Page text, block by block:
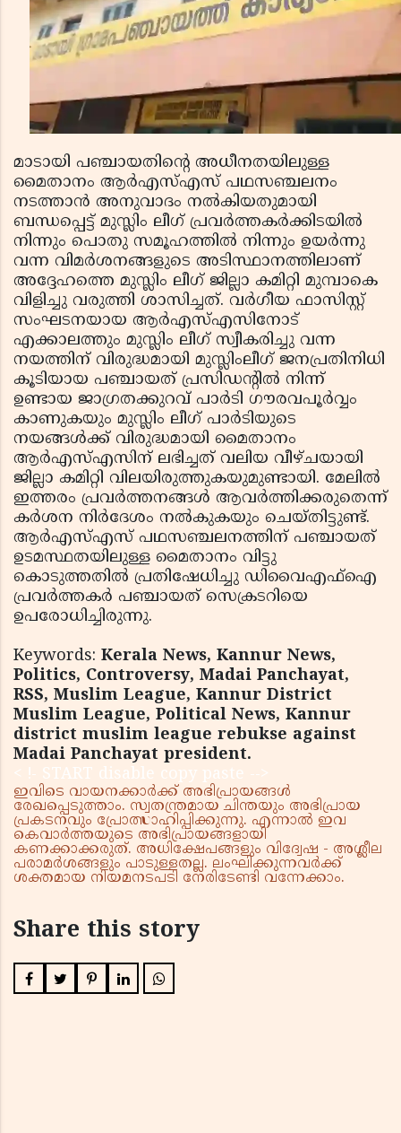
മാടായി പഞ്ചായതിന്റെ അധീനതയിലുള്ള
മൈതാനം ആര്‍എസ്എസ് പഥസഞ്ചലനം
നടത്താന്‍ അനുവാദം നല്‍കിയതുമായി
ബന്ധപ്പെട്ട് മുസ്ലിം ലീഗ് പ്രവര്‍ത്തകര്‍ക്കിടയില്‍
നിന്നും പൊതു സമൂഹത്തില്‍ നിന്നും ഉയര്‍ന്നു
വന്ന വിമര്‍ശനങ്ങളുടെ അടിസ്ഥാനത്തിലാണ്
അദ്ദേഹത്തെ മുസ്ലിം ലീഗ് ജില്ലാ കമിറ്റി മുമ്പാകെ
വിളിച്ചു വരുത്തി ശാസിച്ചത്. വര്‍ഗീയ ഫാസിസ്റ്റ്
സംഘടനയായ ആര്‍എസ്എസിനോട്
എക്കാലത്തും മുസ്ലിം ലീഗ് സ്വീകരിച്ചു വന്ന
നയത്തിന് വിരുദ്ധമായി മുസ്ലിംലീഗ് ജനപ്രതിനിധി
കൂടിയായ പഞ്ചായത് പ്രസിഡന്റില്‍ നിന്ന്
ഉണ്ടായ ജാഗ്രതക്കുറവ് പാര്‍ടി ഗൗരവപൂര്‍വ്വം
കാണുകയും മുസ്ലിം ലീഗ് പാര്‍ടിയുടെ
നയങ്ങള്‍ക്ക് വിരുദ്ധമായി മൈതാനം
ആര്‍എസ്എസിന് ലഭിച്ചത് വലിയ വീഴ്ചയായി
ജില്ലാ കമിറ്റി വിലയിരുത്തുകയുമുണ്ടായി. മേലില്‍
ഇത്തരം പ്രവര്‍ത്തനങ്ങള്‍ ആവര്‍ത്തിക്കരുതെന്ന്
കര്‍ശന നിര്‍ദേശം നല്‍കുകയും ചെയ്തിട്ടുണ്ട്.
ആര്‍എസ്എസ് പഥസഞ്ചലനത്തിന് പഞ്ചായത്
ഉടമസ്ഥതയിലുള്ള മൈതാനം വിട്ടു
കൊടുത്തതില്‍ പ്രതിഷേധിച്ചു ഡിവൈഎഫ്ഐ
പ്രവര്‍ത്തകര്‍ പഞ്ചായത് സെക്രടറിയെ
ഉപരോധിച്ചിരുന്നു.
Keywords: Kerala News, Kannur News,
Politics, Controversy, Madai Panchayat,
RSS, Muslim League, Kannur District
Muslim League, Political News, Kannur
district muslim league rebukse against
Madai Panchayat president.
< !- START disable copy paste -->
ഇവിടെ വായനക്കാർക്ക് അഭിപ്രായങ്ങൾ
രേഖപ്പെടുത്താം. സ്വതന്ത്രമായ ചിന്തയും അഭിപ്രായ
പ്രകടനവും പ്രോത്സാഹിപ്പിക്കുന്നു. എന്നാൽ ഇവ
കെവാർത്തയുടെ അഭിപ്രായങ്ങളായി
കണക്കാക്കരുത്. അധിക്ഷേപങ്ങളും വിദ്വേഷ - അശ്ലീല
പരാമർശങ്ങളും പാടുള്ളതല്ല. ലംഘിക്കുന്നവർക്ക്
ശക്തമായ നിയമനടപടി നേരിടേണ്ടി വന്നേക്കാം.
Share this story